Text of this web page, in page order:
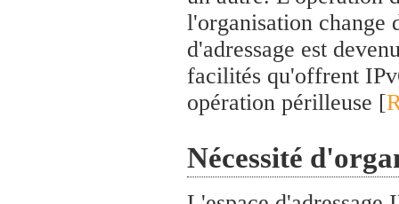
l'organisation change
d'adressage est
facilités qu'offrent
opération périlleuse [
Nécessité